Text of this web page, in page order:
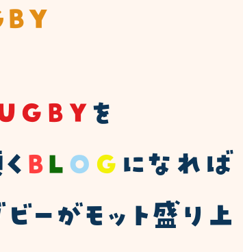
ＧＢＹ を
Ｂ Ｌ Ｏ Ｇ になれば
ーがモット盛り上